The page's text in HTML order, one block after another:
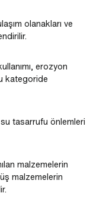
olanakları ve
erozyon
kategoride
su tasarrufu önlemleri
malzemelerin
malzemelerin